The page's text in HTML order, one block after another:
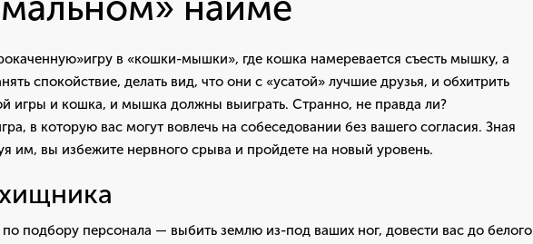
в «кошки-мышки», где кошка намеревается съесть мышку, а
спокойствие, делать вид, что они с «усатой» лучшие друзья, и обхитрить
игры и кошка, и мышка должны выиграть. Странно, не правда ли?
в которую вас могут вовлечь на собеседовании без вашего согласия. Зная
им, вы избежите нервного срыва и пройдете на новый уровень.
подбору персонала — выбить землю из-под ваших ног, довести вас до белого